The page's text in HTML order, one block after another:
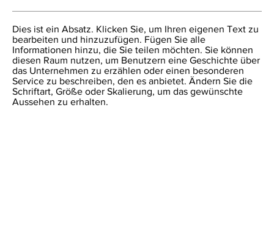
Dies ist ein Absatz. Klicken Sie, um Ihren eigenen Text zu
bearbeiten und hinzuzufügen. Fügen Sie alle
Informationen hinzu, die Sie teilen möchten. Sie können
diesen Raum nutzen, um Benutzern eine Geschichte über
das Unternehmen zu erzählen oder einen besonderen
Service zu beschreiben, den es anbietet. Ändern Sie die
Schriftart, Größe oder Skalierung, um das gewünschte
Aussehen zu erhalten.